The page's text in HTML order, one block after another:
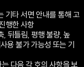
기타 서면 안내를 통해 고
행한 사항
뒤틀림, 평행 불량, 높
용 불가 가능성 또는 기
다음 각 호의 사항을 보